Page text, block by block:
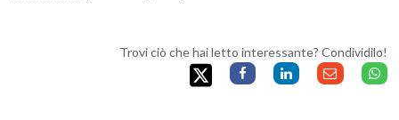
Trovi ciò che hai letto interessante? Condividilo!